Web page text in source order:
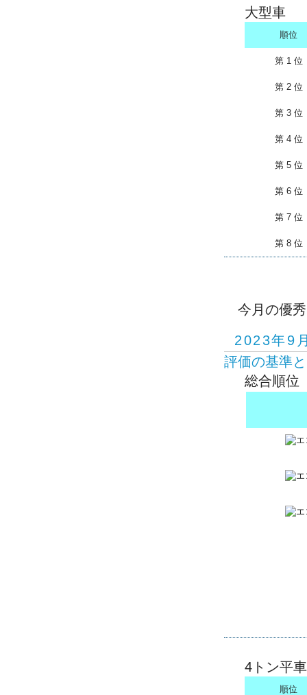
大型車
順位
第 1 位
第 2 位
第 3 位
第 4 位
第 5 位
第 6 位
第 7 位
第 8 位
今月の優
2023年9
評価の基準
総合順位
4トン平車
順位